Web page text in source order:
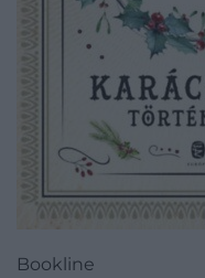
Bookline